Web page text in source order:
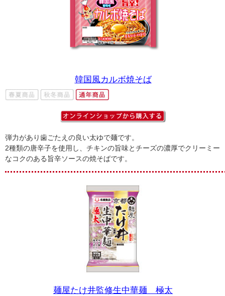
韓国風カルボ焼そば
弾力があり歯ごたえの良い太ゆで麺です。
2種類の唐辛子を使用し、チキンの旨味とチーズの濃厚でクリーミー
なコクのある旨辛ソースの焼そばです。
麺屋たけ井監修生中華麺 極太